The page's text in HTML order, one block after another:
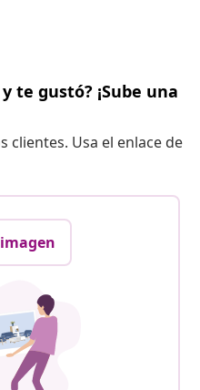
te gustó? ¡Sube una
clientes. Usa el enlace de